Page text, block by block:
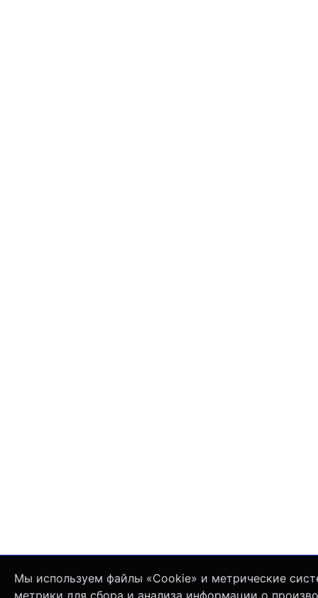
Мы используем файлы «Cookie» и метрические
метрики для сбора и анализа информации о